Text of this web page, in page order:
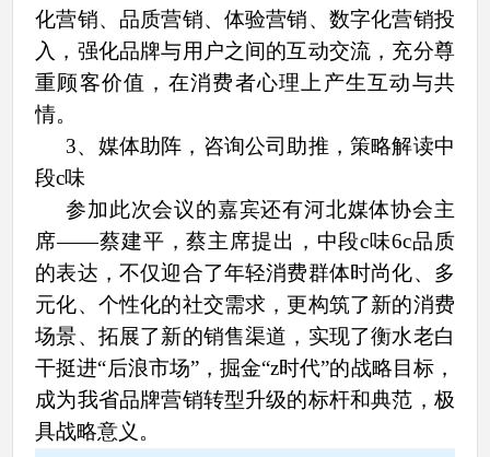
化营销、品质营销、体验营销、数字化营销投
入，强化品牌与用户之间的互动交流，充分尊
重顾客价值，在消费者心理上产生互动与共
情。
3、 媒体助阵，咨询公司助推，策略解读中
段c味
参加此次会议的嘉宾还有河北媒体协会主
席——蔡建平，蔡主席提出， 中段c味6c品质
的表达，不仅迎合了年轻消费群体时尚化、多
元化、个性化的社交需求，更构筑了新的消费
场景、拓展了新的销售渠道，实现了衡水老白
干挺进“后浪市场”， 掘金“z时代”的战略目标，
成为我省品牌营销转型升级的标杆和典范，极
具战略意义。